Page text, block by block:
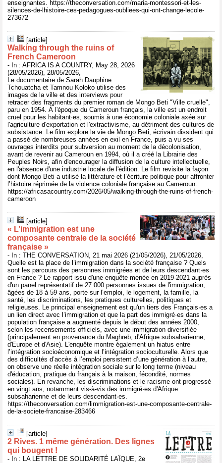
enseignantes. https://theconversation.com/maria-montessori-et-les-
silences-de-lhistoire-ces-pedagogues-oubliees-qui-ont-change-lecole-
273672
[article]
Walking through the ruins of
French Cameroon
- In : AFRICA IS A COUNTRY, May 28, 2026
(28/05/2026), 28/05/2026,
Le documentaire de Sarah Dauphine
Tchouatcha et Tamnou Koloko utilise des
images de la ville et des interviews pour
retracer des fragments du premier roman de Mongo Beti "Ville cruelle",
paru en 1954. À l'époque du Cameroun français, la ville est un endroit
cruel pour les habitant·es, soumis à une économie coloniale axée sur
l'agriculture d'exportation et l'extractivisme, au détriment des cultures de
subsistance. Le film explore la vie de Mongo Beti, écrivain dissident qui
a passé de nombreuses années en exil en France, puis a vu ses
ouvrages interdits pour subversion au moment de la décolonisation,
avant de revenir au Cameroun en 1994, où il a créé la Librairie des
Peuples Noirs, afin d'encourager la diffusion de la culture intellectuelle,
en l'absence d'une industrie locale de l'édition. Le film revisite la façon
dont Mongo Beti a utilisé la littérature et l’écriture politique pour affronter
l’histoire réprimée de la violence coloniale française au Cameroun.
https://africasacountry.com/2026/05/walking-through-the-ruins-of-french-
cameroon
[article]
« L’immigration est une
composante centrale de la société
française »
- In : THE CONVERSATION, 21 mai 2026 (21/05/2026), 21/05/2026,
Quelle est la place de l’immigration dans la société française ? Quels
sont les parcours des personnes immigrées et de leurs descendant·es
en France ? Le rapport issu d'une enquête menée en 2019-2021 auprès
d'un panel représentatif de 27 000 personnes issues de l'immigration,
âgées de 18 à 59 ans, porte sur l’emploi, le logement, la famille, la
santé, les discriminations, les pratiques culturelles, politiques et
religieuses. Le principal enseignement est qu'un tiers des Français·es a
un lien direct avec l’immigration et que la part des immigré·es dans la
population française a augmenté depuis le début des années 2000,
selon les recensements officiels, avec une immigration diversifiée
(principalement en provenance du Maghreb, d'Afrique subsaharienne,
d'Europe et d'Asie). L'enquête montre également un hiatus entre
l’intégration socioéconomique et l’intégration socioculturelle. Alors que
des difficultés d’accès à l’emploi persistent d’une génération à l’autre,
on observe une réelle intégration sociale sur le long terme (niveau
d'éducation, pratique du français à la maison, fécondité, normes
sociales). En revanche, les discriminations et le racisme ont progressé
en vingt ans, notamment vis-à-vis des immigré·es d'Afrique
subsaharienne et de leurs descendant·es.
https://theconversation.com/limmigration-est-une-composante-centrale-
de-la-societe-francaise-283466
[article]
2 Rives. 1 même génération. Des lignes
qui bougent !
- In : LA LETTRE DE SOLIDARITÉ LAÏQUE, 2e